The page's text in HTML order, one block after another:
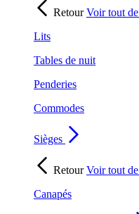
RetourVoir tout de
Lits
Tables de nuit
Penderies
Commodes
Sièges
RetourVoir tout de
Canapés